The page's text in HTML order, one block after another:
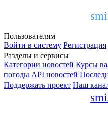
Пользователям
Войти в систему Регистрация
Разделы и сервисы
Категории новостей Курсы
погоды API новостей
Поддержать проект Наш